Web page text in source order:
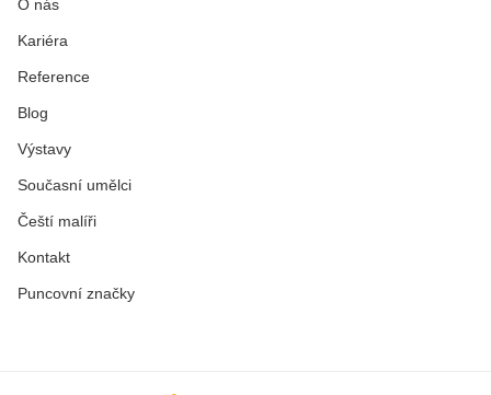
O nás
Kariéra
Reference
Blog
Výstavy
Současní umělci
Čeští malíři
Kontakt
Puncovní značky